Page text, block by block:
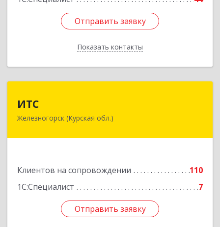
Отправить заявку
Показать контакты
Отправить заявку
Назад
ИТС
Железногорск (Курская обл.)
Клиентов на сопровождении
110
1С:Специалист
7
Отправить заявку
307178, Курская обл, Железногорск г,
Отправить заявку